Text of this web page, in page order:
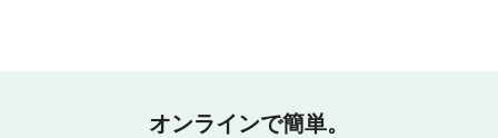
オンラインで簡単。